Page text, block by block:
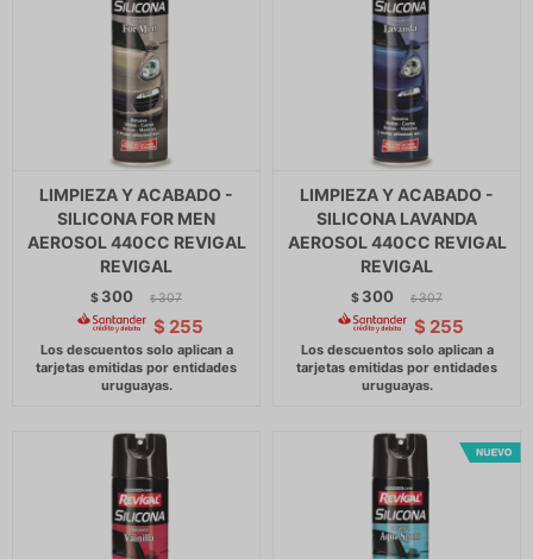
LIMPIEZA Y ACABADO -
SILICONA FOR MEN
AEROSOL 440CC REVIGAL
REVIGAL
$ 300 $ 307
$ 255
LIMPIEZA Y ACABADO -
SILICONA LAVANDA
AEROSOL 440CC REVIGAL
REVIGAL
$ 300 $ 307
$ 255